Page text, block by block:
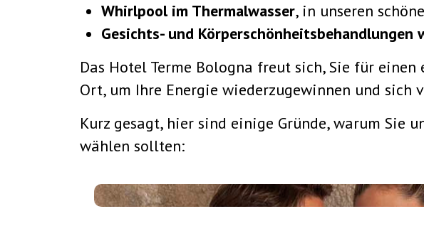
Whirlpool im Thermalwasser, in unseren
Gesichts- und Körperschönheitsbehandlungen
Das Hotel Terme Bologna freut sich, Sie für
Ort, um Ihre Energie wiederzugewinnen und sich
Kurz gesagt, hier sind einige Gründe, warum Sie
wählen sollten: